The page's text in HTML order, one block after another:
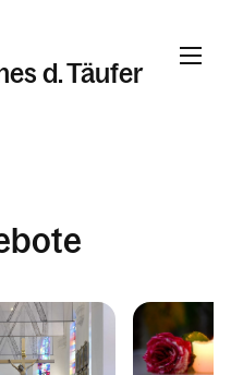
d. Täufer